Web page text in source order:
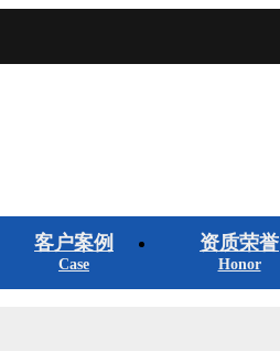
客户案例
Case
资质荣誉
Honor